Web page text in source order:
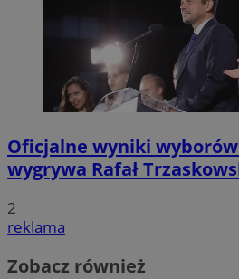
Oficjalne wyniki
wygrywa Rafał
2
reklama
Zobacz również